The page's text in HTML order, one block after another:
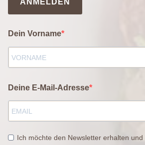
ANMELDEN
Dein Vorname
Deine E-Mail-Adresse
Ich möchte den Newsletter erhalten und